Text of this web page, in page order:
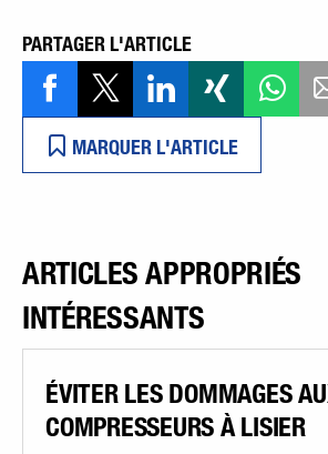
PARTAGER L'ARTICLE
MARQUER L'ARTICLE
ARTICLES APPROPRIÉS
INTÉRESSANTS
ÉVITER LES DOMMAGES
COMPRESSEURS À LISIER